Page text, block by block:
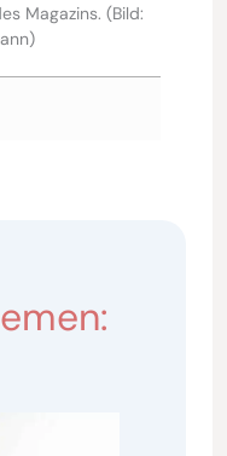
Magazins. (Bild: